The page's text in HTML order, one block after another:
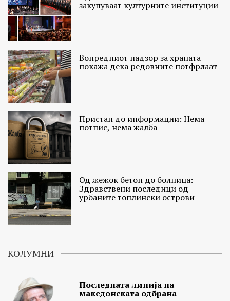
закупуваат културните институции
Вонредниот надзор за храната
покажа дека редовните потфрлаат
Пристап до информации: Нема
потпис, нема жалба
Од жежок бетон до болница:
Здравствени последици од
урбаните топлински острови
КОЛУМНИ
Последната линија на
македонската одбрана